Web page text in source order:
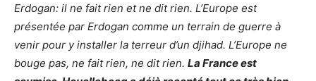
Erdogan: il ne fait rien et ne dit rien. L’Europe est
présentée par Erdogan comme un terrain de guerre à
venir pour y installer la terreur d’un djihad. L’Europe ne
bouge pas, ne fait rien, ne dit rien. La France est